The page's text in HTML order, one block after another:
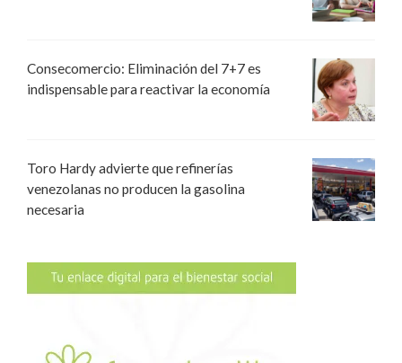
Consecomercio: Eliminación del 7+7 es
indispensable para reactivar la economía
Toro Hardy advierte que refinerías
venezolanas no producen la gasolina
necesaria